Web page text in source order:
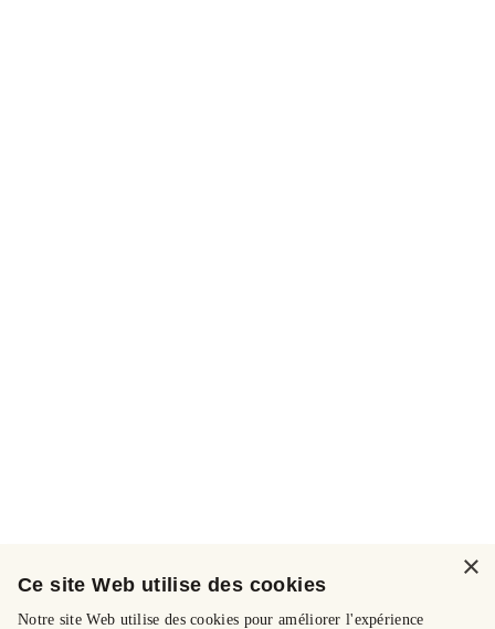
×
Ce site Web utilise des cookies
Notre site Web utilise des cookies pour améliorer l'expérience